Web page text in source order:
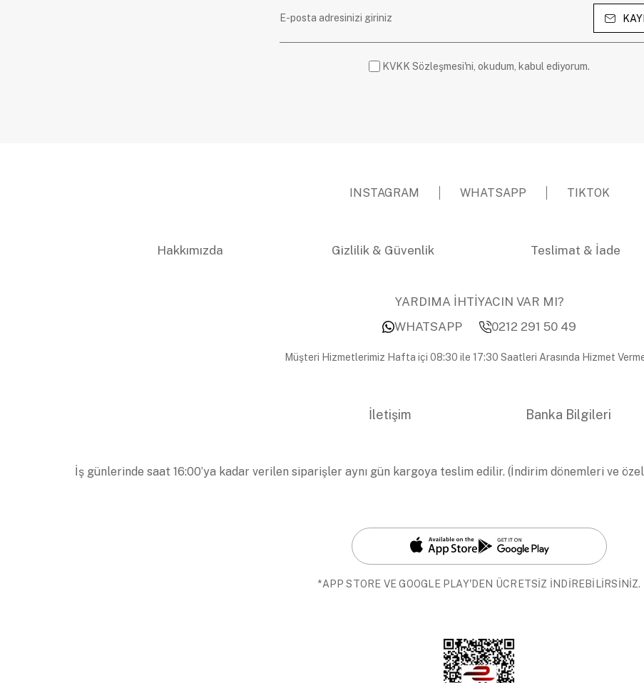
KVKK Sözleşmesi'ni, okudum, kabul ediyorum.
INSTAGRAM WHATSAPP TIKTOK
Hakkımızda Gizlilik & Güvenlik Teslimat & İade
YARDIMA İHTİYACIN VAR MI?
WHATSAPP
0212 291 50 49
Müşteri Hizmetlerimiz Hafta içi 08:30 ile 17:30 Saatleri Arasında Hizmet
İletişim Banka Bilgileri
İş günlerinde saat 16:00’ya kadar verilen siparişler aynı gün kargoya teslim edilir. (İndirim dönemleri ve
*APP STORE VE GOOGLE PLAY'DEN ÜCRETSİZ İNDİREBİLİRSİNİZ.